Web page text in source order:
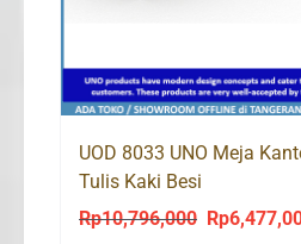
UOD 8033 UNO Meja
Tulis Kaki Besi
Rp10,796,000
Original
Rp